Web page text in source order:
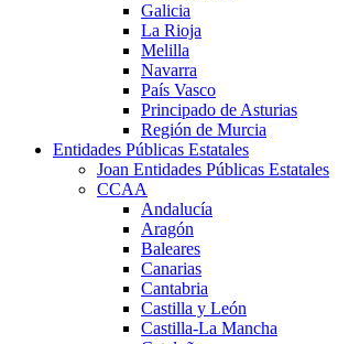
Galicia
La Rioja
Melilla
Navarra
País Vasco
Principado de Asturias
Región de Murcia
Entidades Públicas Estatales
Joan Entidades Públicas Estatales
CCAA
Andalucía
Aragón
Baleares
Canarias
Cantabria
Castilla y León
Castilla-La Mancha